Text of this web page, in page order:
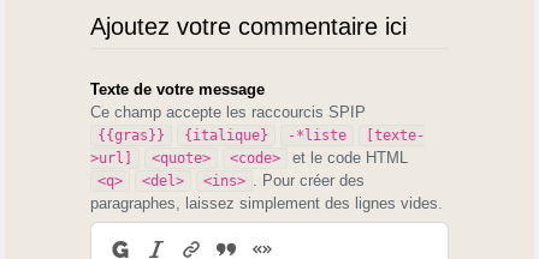
Ajoutez votre commentaire ici
Texte de votre message
Ce champ accepte les raccourcis SPIP
{{gras}} {italique} -*liste
[texte-
>url]
<quote> <code> et le code HTML
<q> <del> <ins>
. Pour créer des
paragraphes, laissez simplement des lignes vides.